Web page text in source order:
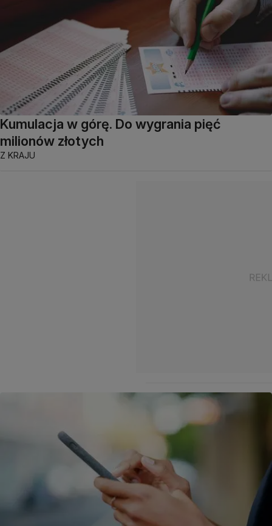
Kumulacja w górę. Do wygrania pięć
milionów złotych
Z KRAJU